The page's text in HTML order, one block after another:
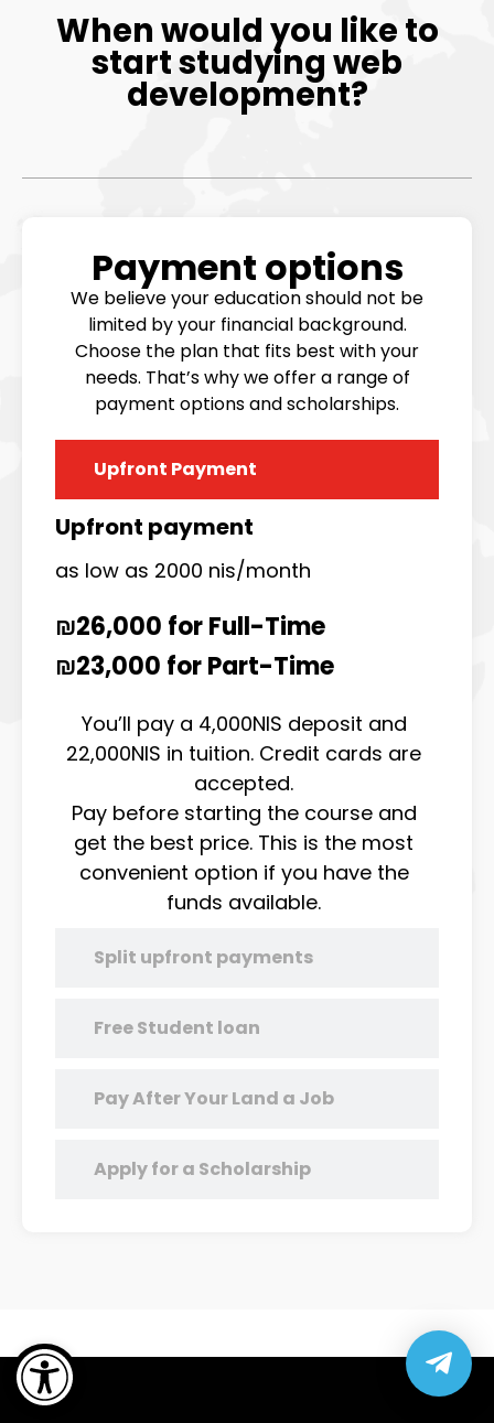
Open toolbar
When would you like to
start studying web
development?
Payment options
We believe your education should not be
limited by your financial background.
Choose the plan that fits best with your
needs. That’s why we offer a range of
payment options and scholarships.
Upfront Payment
Split upfront payments
Free Student loan
Pay After Your Land a Job
Apply for a Scholarship
Upfront payment
as low as 2000 nis/month
₪26,000 for Full-Time
₪23,000 for Part-Time
You’ll pay a 4,000NIS deposit and
22,000NIS in tuition. Credit cards are
accepted.
Pay before starting the course and
get the best price. This is the most
convenient option if you have the
funds available.
GET THE DETAILS